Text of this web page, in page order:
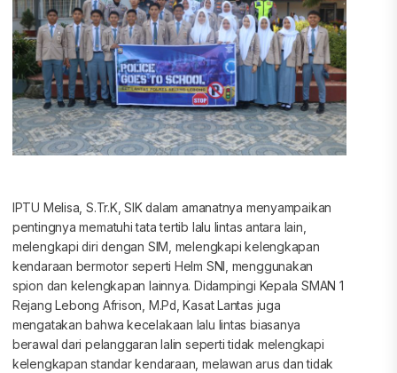
IPTU Melisa, S.Tr.K, SIK dalam amanatnya menyampaikan
pentingnya mematuhi tata tertib lalu lintas antara lain,
melengkapi diri dengan SIM, melengkapi kelengkapan
kendaraan bermotor seperti Helm SNI, menggunakan
spion dan kelengkapan lainnya. Didampingi Kepala SMAN 1
Rejang Lebong Afrison, M.Pd, Kasat Lantas juga
mengatakan bahwa kecelakaan lalu lintas biasanya
berawal dari pelanggaran lalin seperti tidak melengkapi
kelengkapan standar kendaraan, melawan arus dan tidak